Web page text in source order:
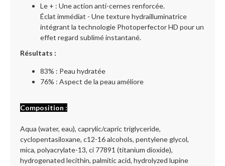
Le + : Une action anti-cernes renforcée.
Éclat immédiat - Une texture hydrailluminatrice
intégrant la technologie Photoperfector HD pour un
effet regard sublimé instantané.
Résultats :
83% : Peau hydratée
76% : Aspect de la peau améliore
Composition :
Aqua (water, eau), caprylic/capric triglyceride,
cyclopentasiloxane, c12-16 alcohols, pentylene glycol,
mica, polyacrylate-13, ci 77891 (titanium dioxide),
hydrogenated lecithin, palmitic acid, hydrolyzed lupine